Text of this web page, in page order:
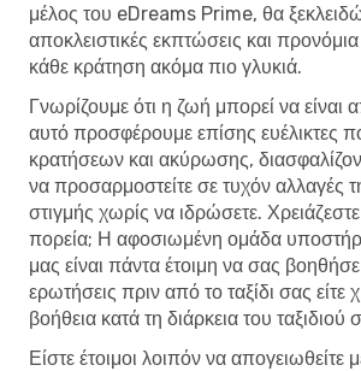
μέλος του eDreams Prime, θα
αποκλειστικές εκπτώσεις και
κάθε κράτηση ακόμα πιο γλυκιά.
Γνωρίζουμε ότι η ζωή μπορεί να είναι
αυτό προσφέρουμε επίσης ευέλικτες
κρατήσεων και ακύρωσης,
να προσαρμοστείτε σε τυχόν αλλαγές
στιγμής χωρίς να ιδρώσετε.
πορεία; Η αφοσιωμένη ομάδα
μας είναι πάντα έτοιμη να σας
ερωτήσεις πριν από το ταξίδι σας είτε
βοήθεια κατά τη διάρκεια του ταξιδιού
Είστε έτοιμοι λοιπόν να απογειωθείτε